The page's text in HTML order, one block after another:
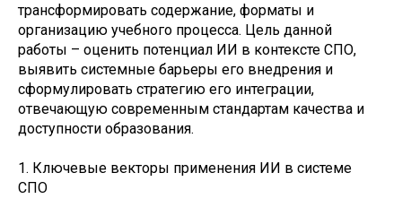
трансформировать содержание, форматы и
организацию учебного процесса. Цель данной
работы – оценить потенциал ИИ в контексте СПО,
выявить системные барьеры его внедрения и
сформулировать стратегию его интеграции,
отвечающую современным стандартам качества и
доступности образования.
1. Ключевые векторы применения ИИ в системе
СПО